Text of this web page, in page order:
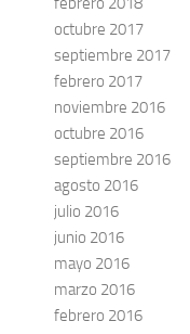
octubre 2017
septiembre 2017
febrero 2017
noviembre 2016
octubre 2016
septiembre 2016
agosto 2016
julio 2016
junio 2016
mayo 2016
marzo 2016
febrero 2016